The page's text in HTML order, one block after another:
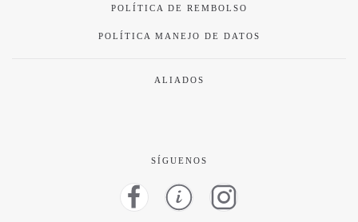
POLÍTICA DE REMBOLSO
POLÍTICA MANEJO DE DATOS
ALIADOS
SÍGUENOS